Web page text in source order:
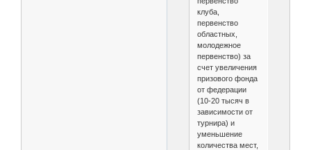
клуба,
первенство
областных,
молодежное
первенство) за
счет увеличения
призового фонда
от федерации
(10-20 тысяч в
зависимости от
турнира) и
уменьшение
количества мест,